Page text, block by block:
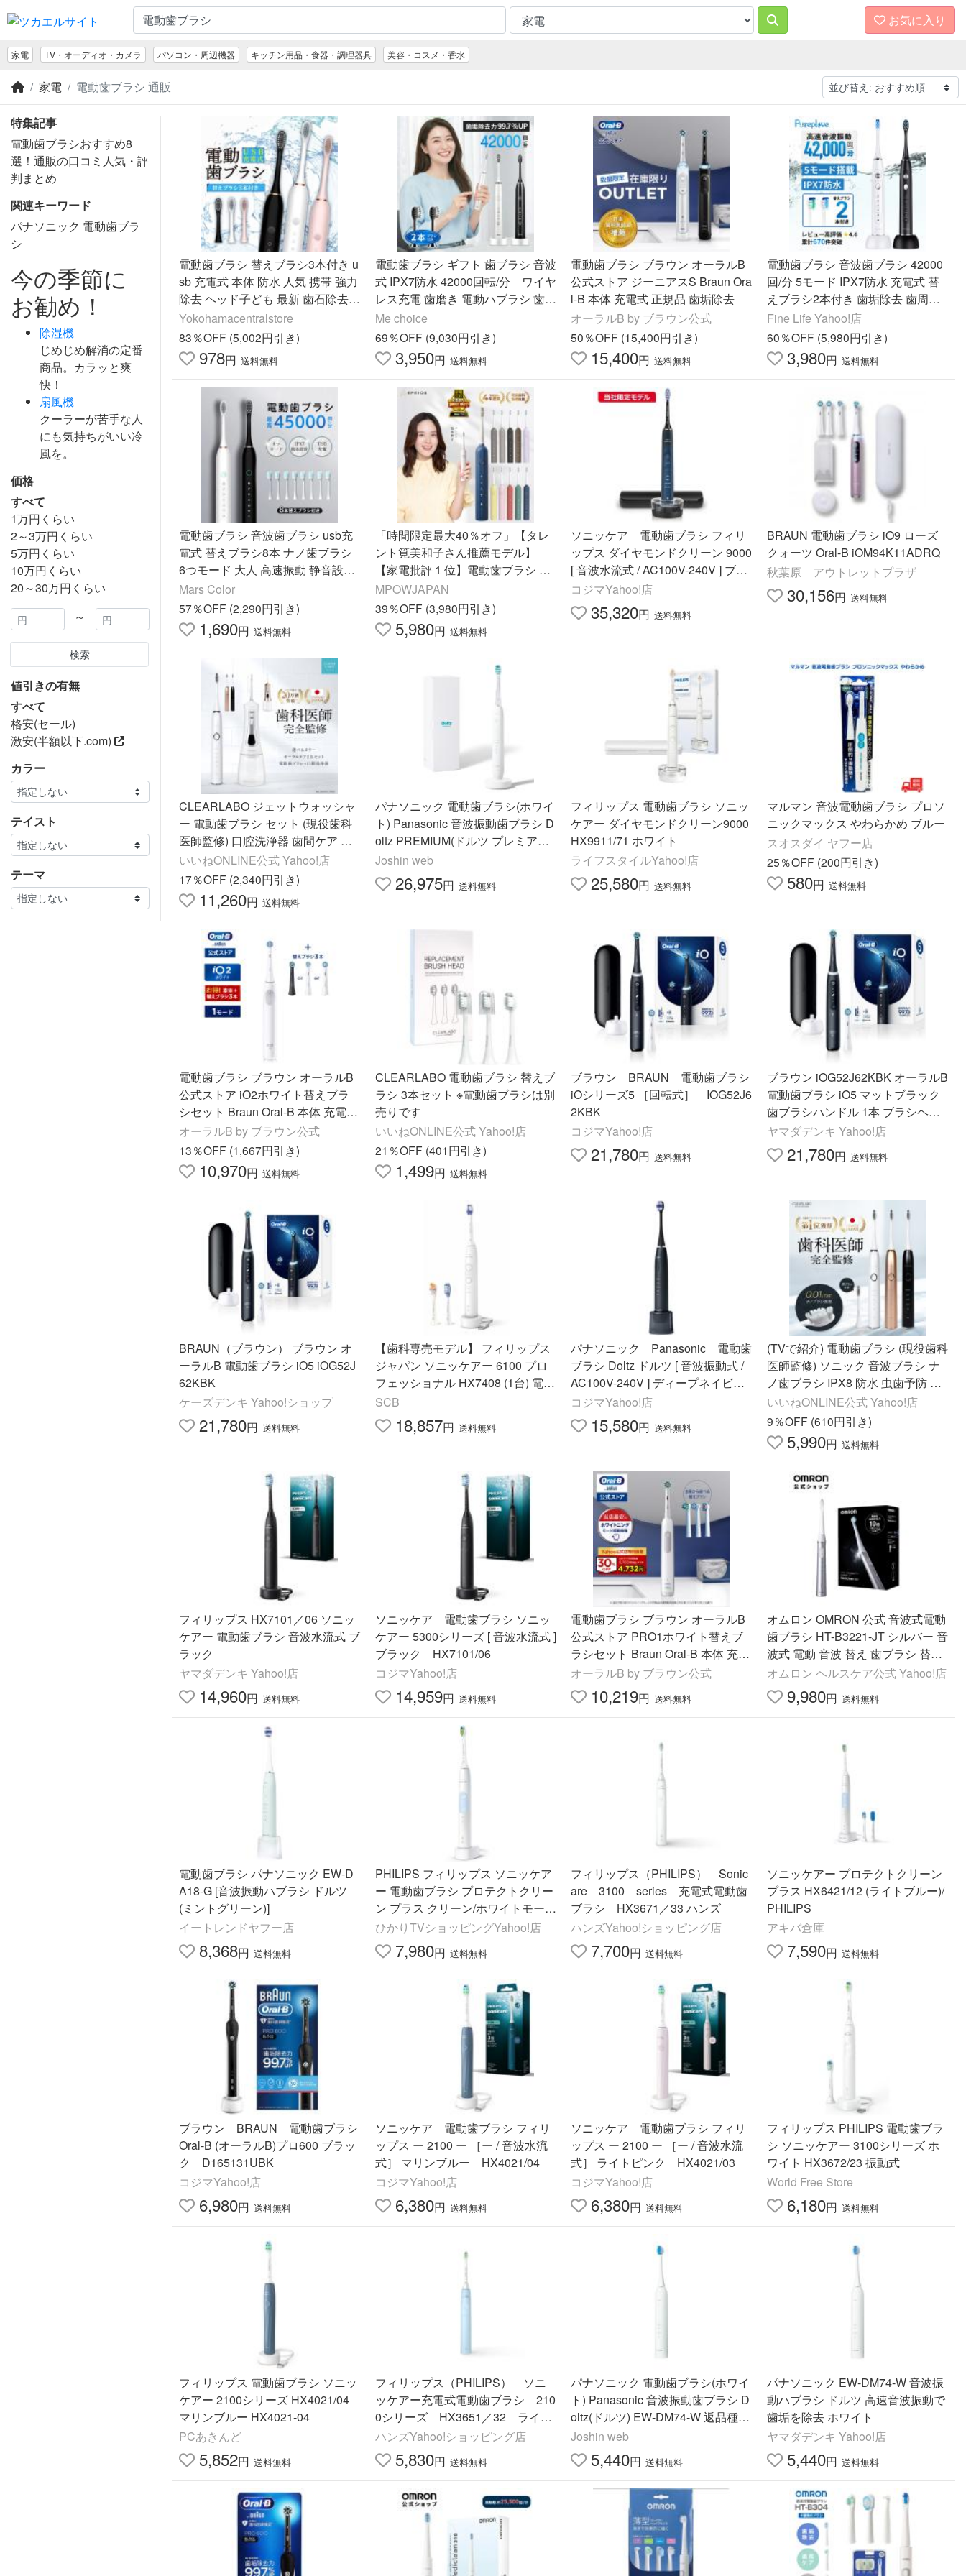
お気に入り
家電 TV・オーディオ・カメラ パソコン・周辺機器 キッチン用品・食器・調理器具 美容・コスメ・香水
家電 電動歯ブラシ 通販
特集記事
電動歯ブラシおすすめ8
選！通販の口コミ人気・評
判まとめ
関連キーワード
パナソニック 電動歯ブラ
シ
今の季節に
お勧め！
除湿機
じめじめ解消の定番
商品。カラッと爽
快！
扇風機
クーラーが苦手な人
にも気持ちがいい冷
風を。
価格
すべて
1万円くらい
2～3万円くらい
5万円くらい
10万円くらい
20～30万円くらい
～
検索
値引きの有無
すべて
格安(セール)
激安(半額以下.com)
カラー
テイスト
テーマ
電動歯ブラシ 替えブラシ3本付き u
sb 充電式 本体 防水 人気 携帯 強力
除去 ヘッド子ども 最新 歯石除去
歯垢除去
Yokohamacentralstore
83％OFF (5,002円引き)
978円 送料無料
電動歯ブラシ ギフト 歯ブラシ 音波
式 IPX7防水 42000回転/分 ワイヤ
レス充電 歯磨き 電動ハブラシ 歯ぶ
らし 歯垢除去 虫歯予防 5つモード
はみがき 歯周病予防
Me choice
69％OFF (9,030円引き)
3,950円 送料無料
電動歯ブラシ ブラウン オーラルB
公式ストア ジーニアスS Braun Ora
l-B 本体 充電式 正規品 歯垢除去
オーラルB by ブラウン公式
50％OFF (15,400円引き)
15,400円 送料無料
電動歯ブラシ 音波歯ブラシ 42000
回/分 5モード IPX7防水 充電式 替
えブラシ2本付き 歯垢除去 歯周病
予防 タイマー機能 口腔ケア
Fine Life Yahoo!店
60％OFF (5,980円引き)
3,980円 送料無料
電動歯ブラシ 音波歯ブラシ usb充
電式 替えブラシ8本 ナノ歯ブラシ
6つモード 大人 高速振動 静音設計
IPX7防水 タイマー機能 水洗い 爆
買
Mars Color
57％OFF (2,290円引き)
1,690円 送料無料
「時間限定最大40％オフ」【タレ
ント筧美和子さん推薦モデル】
【家電批評１位】電動歯ブラシ EP
EIOS Okare! 180日使用 音波振動歯
ブラシ 歯垢除去 爆買
MPOWJAPAN
39％OFF (3,980円引き)
5,980円 送料無料
ソニッケア 電動歯ブラシ フィリ
ップス ダイヤモンドクリーン 9000
[ 音波水流式 / AC100V-240V ] ブル
ーブラック HX9911/82
コジマYahoo!店
35,320円 送料無料
BRAUN 電動歯ブラシ iO9 ローズ
クォーツ Oral-B iOM94K11ADRQ
秋葉原 アウトレットプラザ
30,156円 送料無料
CLEARLABO ジェットウォッシャ
ー 電動歯ブラシ セット (現役歯科
医師監修) 口腔洗浄器 歯間ケア 音
波ブラシ ナノ歯ブラシ 口腔洗浄機
IPX7防水
いいねONLINE公式 Yahoo!店
17％OFF (2,340円引き)
11,260円 送料無料
パナソニック 電動歯ブラシ(ホワイ
ト) Panasonic 音波振動歯ブラシ D
oltz PREMIUM(ドルツ プレミアム)
EW-DP38-W 返品種別A
Joshin web
26,975円 送料無料
フィリップス 電動歯ブラシ ソニッ
ケアー ダイヤモンドクリーン9000
HX9911/71 ホワイト
ライフスタイルYahoo!店
25,580円 送料無料
マルマン 音波電動歯ブラシ プロソ
ニックマックス やわらかめ ブルー
スオスダイ ヤフー店
25％OFF (200円引き)
580円 送料無料
電動歯ブラシ ブラウン オーラルB
公式ストア iO2ホワイト替えブラ
シセット Braun Oral-B 本体 充電式
回転式 正規品 歯垢除去 歯磨き
オーラルB by ブラウン公式
13％OFF (1,667円引き)
10,970円 送料無料
CLEARLABO 電動歯ブラシ 替えブ
ラシ 3本セット ※電動歯ブラシは別
売りです
いいねONLINE公式 Yahoo!店
21％OFF (401円引き)
1,499円 送料無料
ブラウン BRAUN 電動歯ブラシ
iOシリーズ5 ［回転式］ IOG52J6
2KBK
コジマYahoo!店
21,780円 送料無料
ブラウン iOG52J62KBK オーラルB
電動歯ブラシ iO5 マットブラック
歯ブラシハンドル 1本 ブラシヘッ
ド 1本 歯磨き Oral-B
ヤマダデンキ Yahoo!店
21,780円 送料無料
BRAUN（ブラウン） ブラウン オ
ーラルB 電動歯ブラシ iO5 iOG52J
62KBK
ケーズデンキ Yahoo!ショップ
21,780円 送料無料
【歯科専売モデル】 フィリップス
ジャパン ソニッケアー 6100 プロ
フェッショナル HX7408 (1台) 電動
歯ブラシ
SCB
18,857円 送料無料
パナソニック Panasonic 電動歯
ブラシ Doltz ドルツ [ 音波振動式 /
AC100V-240V ] ディープネイビ
ー EW-DA48-A
コジマYahoo!店
15,580円 送料無料
(TVで紹介) 電動歯ブラシ (現役歯科
医師監修) ソニック 音波ブラシ ナ
ノ歯ブラシ IPX8 防水 虫歯予防 歯
周病予防 歯垢除去 歯磨き 歯間 充
電式 替えブラシ付き
いいねONLINE公式 Yahoo!店
9％OFF (610円引き)
5,990円 送料無料
フィリップス HX7101／06 ソニッ
ケアー 電動歯ブラシ 音波水流式 ブ
ラック
ヤマダデンキ Yahoo!店
14,960円 送料無料
ソニッケア 電動歯ブラシ ソニッ
ケアー 5300シリーズ [ 音波水流式 ]
ブラック HX7101/06
コジマYahoo!店
14,959円 送料無料
電動歯ブラシ ブラウン オーラルB
公式ストア PRO1ホワイト替えブ
ラシセット Braun Oral-B 本体 充電
式 正規品 プロ1 歯垢除去 歯磨き D
305.523.3WT
オーラルB by ブラウン公式
10,219円 送料無料
オムロン OMRON 公式 音波式電動
歯ブラシ HT-B3221-JT シルバー 音
波式 電動 音波 替え 歯ブラシ 替え
充電式 ナビタイマー搭載 送料無料
オムロン ヘルスケア公式 Yahoo!店
9,980円 送料無料
電動歯ブラシ パナソニック EW-D
A18-G [音波振動ハブラシ ドルツ
(ミントグリーン)]
イートレンドヤフー店
8,368円 送料無料
PHILIPS フィリップス ソニッケア
ー 電動歯ブラシ プロテクトクリー
ン プラス クリーン/ホワイトモード
搭載 強さ調整2段階 ホワイトライ
トブルー HX6839/30
ひかりTVショッピングYahoo!店
7,980円 送料無料
フィリップス（PHILIPS） Sonic
are 3100 series 充電式電動歯
ブラシ HX3671／33 ハンズ
ハンズYahoo!ショッピング店
7,700円 送料無料
ソニッケアー プロテクトクリーン
プラス HX6421/12 (ライトブルー)/
PHILIPS
アキバ倉庫
7,590円 送料無料
ブラウン BRAUN 電動歯ブラシ
Oral-B (オーラルB)プロ600 ブラッ
ク D165131UBK
コジマYahoo!店
6,980円 送料無料
ソニッケア 電動歯ブラシ フィリ
ップス ー 2100 ー ［ー / 音波水流
式］ マリンブルー HX4021/04
コジマYahoo!店
6,380円 送料無料
ソニッケア 電動歯ブラシ フィリ
ップス ー 2100 ー ［ー / 音波水流
式］ ライトピンク HX4021/03
コジマYahoo!店
6,380円 送料無料
フィリップス PHILIPS 電動歯ブラ
シ ソニッケアー 3100シリーズ ホ
ワイト HX3672/23 振動式
World Free Store
6,180円 送料無料
フィリップス 電動歯ブラシ ソニッ
ケアー 2100シリーズ HX4021/04
マリンブルー HX4021-04
PCあきんど
5,852円 送料無料
フィリップス（PHILIPS） ソニ
ッケアー充電式電動歯ブラシ 210
0シリーズ HX3651／32 ライト
ブルー ハンズ
ハンズYahoo!ショッピング店
5,830円 送料無料
パナソニック 電動歯ブラシ(ホワイ
ト) Panasonic 音波振動歯ブラシ D
oltz(ドルツ) EW-DM74-W 返品種別
A
Joshin web
5,440円 送料無料
パナソニック EW-DM74-W 音波振
動ハブラシ ドルツ 高速音波振動で
歯垢を除去 ホワイト
ヤマダデンキ Yahoo!店
5,440円 送料無料